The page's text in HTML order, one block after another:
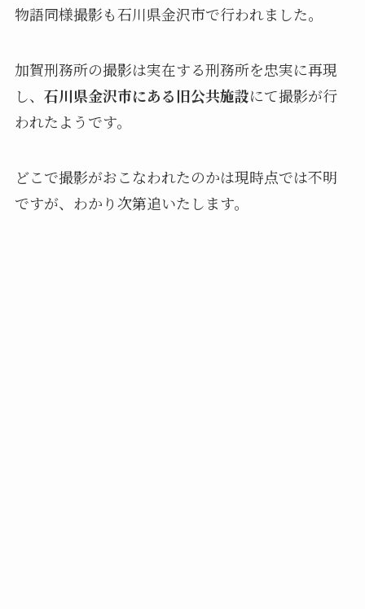
物語同様撮影も石川県金沢市で行われました。
加賀刑務所の撮影は実在する刑務所を忠実に再現
し、 石川県金沢市にある旧公共施設にて撮影が行
われたようです。
どこで撮影がおこなわれたのかは現時点では不明
ですが、わかり次第追いたします。